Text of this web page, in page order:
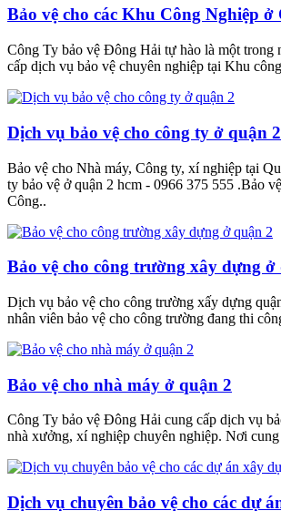
Bảo vệ cho các Khu Công Nghiệp ở
Công Ty bảo vệ Đông Hải tự hào là một trong
cấp dịch vụ bảo vệ chuyên nghiệp tại Khu
Dịch vụ bảo vệ cho công ty ở quận 2
Bảo vệ cho Nhà máy, Công ty, xí nghiệp tại
ty bảo vệ ở quận 2 hcm - 0966 375 555 .Bảo
Công..
Bảo vệ cho công trường xây dựng ở
Dịch vụ bảo vệ cho công trường xấy dựng
nhân viên bảo vệ cho công trường đang thi
Bảo vệ cho nhà máy ở quận 2
Công Ty bảo vệ Đông Hải cung cấp dịch vụ
nhà xưởng, xí nghiệp chuyên nghiệp. Nơi
Dịch vụ chuyên bảo vệ cho các dự